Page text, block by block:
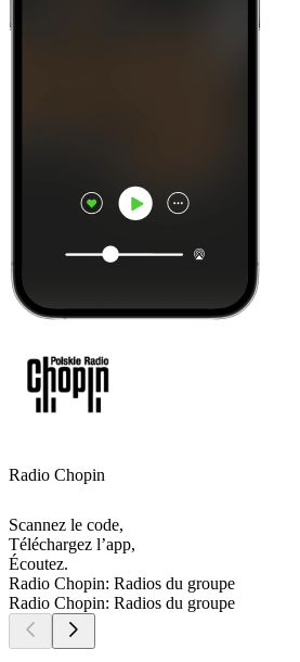
Radio Chopin
Scannez le code,
Téléchargez l’app,
Écoutez.
Radio Chopin: Radios du groupe
Radio Chopin: Radios du groupe